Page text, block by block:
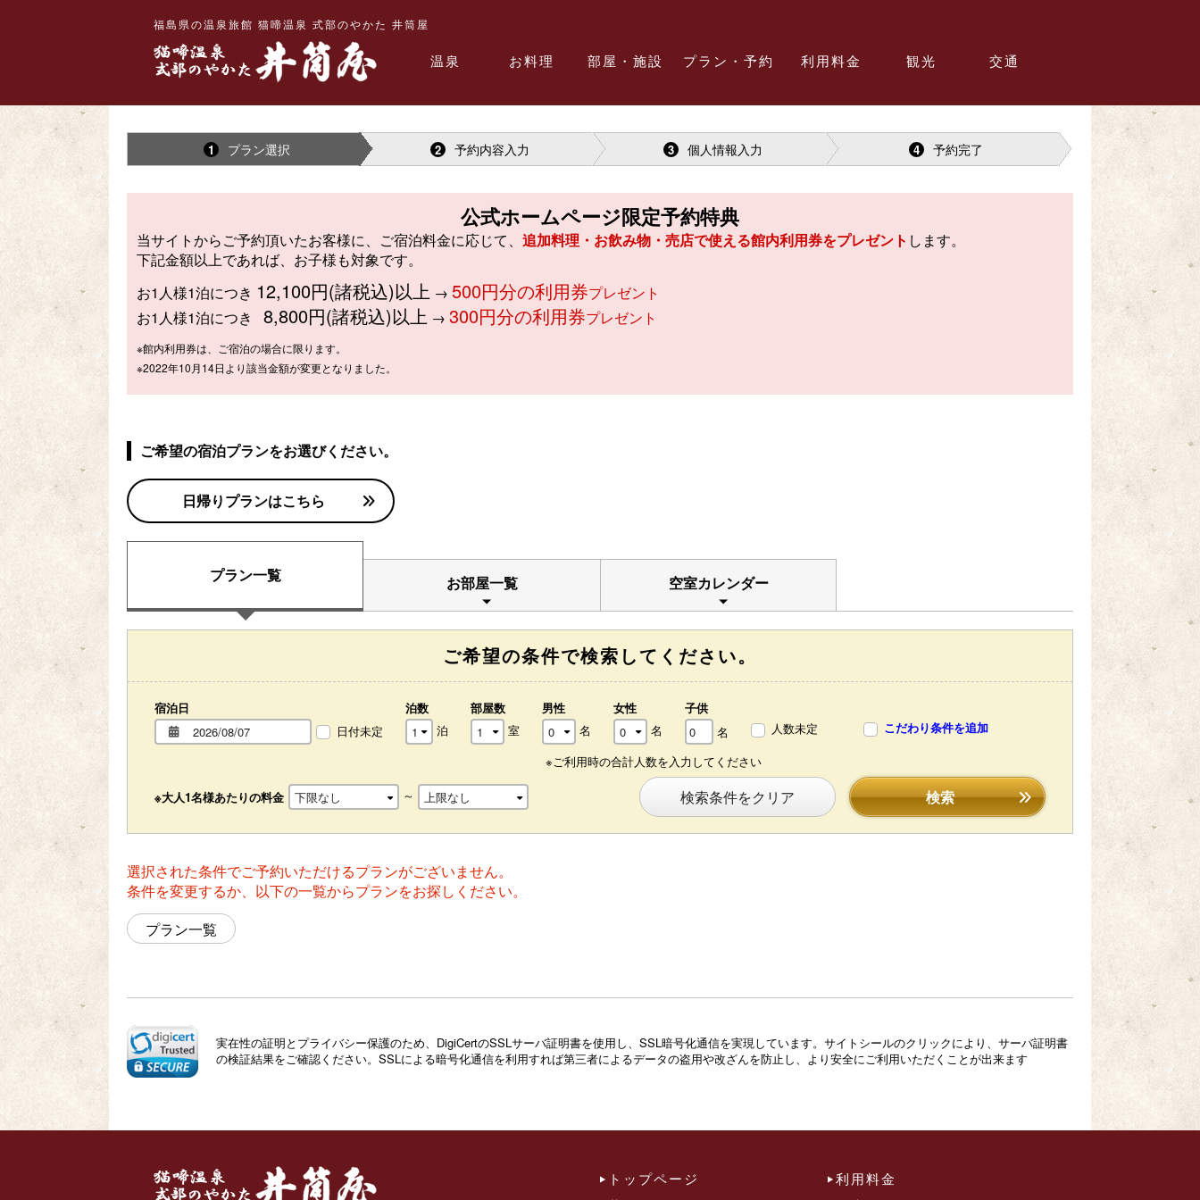
福島県の温泉旅館 猫啼温泉 式部のやかた 井筒屋
温泉 お料理 部屋・施設 プラン・予約 利用料金 観光 交通
1 プラン選択 2 予約内容入力 3 個人情報入力 4 予約完了
公式ホームページ限定予約特典
当サイトからご予約頂いたお客様に、ご宿泊料金に応じて、 追加料理・お飲み物・売店で使える館内利用券をプレゼント します。
下記金額以上であれば、お子様も対象です。
お1人様1泊につき 12,100円(諸税込)以上 → 500円分の利用券プレゼント
お1人様1泊につき 8,800円(諸税込)以上 → 300円分の利用券プレゼント
※館内利用券は、ご宿泊の場合に限ります。
※2022年10月14日より該当金額が変更となりました。
ご希望の宿泊プランをお選びください。
日帰りプランはこちら
プラン一覧 お部屋一覧 空室カレンダー
ご希望の条件で検索してください。
宿泊日
日付未定
泊数
泊
部屋数
室
男性
名
女性
名
子供
名
人数未定
※ご利用時の合計人数を入力してください
こだわり条件を追加
※大人1名様あたりの料金 ～ 検索条件をクリア 検索
選択された条件でご予約いただけるプランがございません。
条件を変更するか、以下の一覧からプランをお探しください。
プラン一覧
実在性の証明とプライバシー保護のため、DigiCertのSSLサーバ証明書を使用し、SSL暗号化通信を実現しています。サイトシールのクリックにより、サーバ証明書
の検証結果をご確認ください。SSLによる暗号化通信を利用すれば第三者によるデータの盗用や改ざんを防止し、より安全にご利用いただくことが出来ます
トップページ
利用料金